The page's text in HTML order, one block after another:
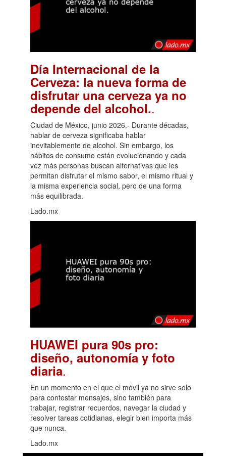
Día Internacional de la
Cerveza: la nueva forma de
disfrutar una cerveza ya no
depende del alcohol..
Ciudad de México, junio 2026.- Durante décadas,
hablar de cerveza significaba hablar
inevitablemente de alcohol. Sin embargo, los
hábitos de consumo están evolucionando y cada
vez más personas buscan alternativas que les
permitan disfrutar el mismo sabor, el mismo ritual y
la misma experiencia social, pero de una forma
más equilibrada.
Lado.mx
HUAWEI pura 90s pro:
diseño, autonomía y foto
diaria.
En un momento en el que el móvil ya no sirve solo
para contestar mensajes, sino también para
trabajar, registrar recuerdos, navegar la ciudad y
resolver tareas cotidianas, elegir bien importa más
que nunca.
Lado.mx